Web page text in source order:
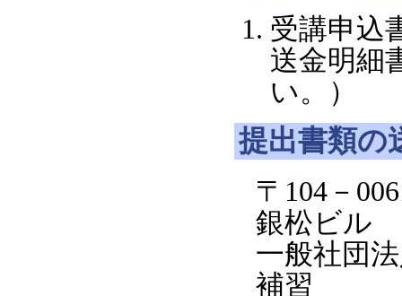
受講申込
送金明細
い。）
提出書類の
〒104－
銀松ビル
一般社団
補習